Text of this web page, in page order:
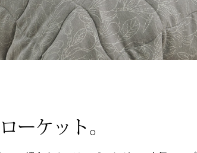
サングラス／メガネ
傘／日傘
その他
ーバッグ
イヤリング／ピアス
ブローチ
その他
ーケット。